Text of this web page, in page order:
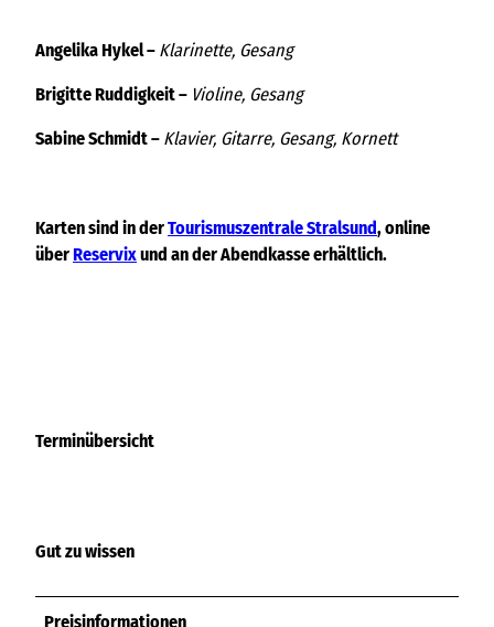
Angelika Hykel – Klarinette, Gesang
Brigitte Ruddigkeit – Violine, Gesang
Sabine Schmidt – Klavier, Gitarre, Gesang, Kornett
Karten sind in derTourismuszentrale Stralsund, online
überReservixund an der Abendkasse erhältlich.
Terminübersicht
Gut zu wissen
Preisinformationen